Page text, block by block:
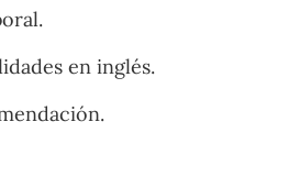
en inglés.